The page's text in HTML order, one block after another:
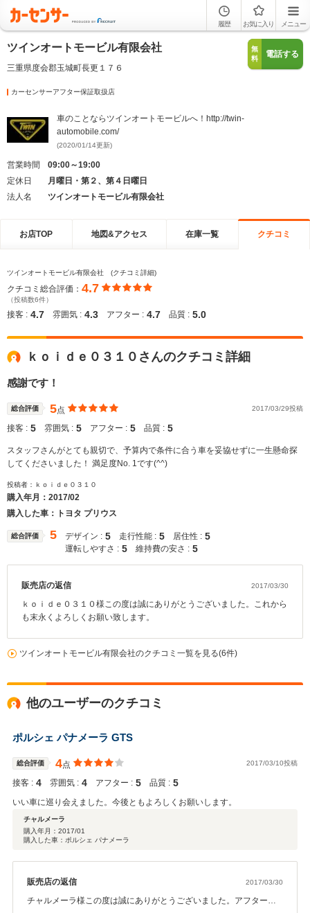
履歴 お気に入り メニュー
ツインオートモービル有限会社
三重県度会郡玉城町長更１７６
無
料
電話する
カーセンサーアフター保証取扱店
車のことならツインオートモービルへ！http://twin-
automobile.com/
(2020/01/14更新)
営業時間
09:00～19:00
定休日
月曜日・第２、第４日曜日
法人名
ツインオートモービル有限会社
お店TOP 地図&アクセス 在庫一覧 クチコミ
ツインオートモービル有限会社 (クチコミ詳細)
クチコミ総合評価： 4.7
（投稿数6件）
接客 : 4.7 雰囲気 : 4.3 アフター : 4.7 品質 : 5.0
ｋｏｉｄｅ０３１０さんのクチコミ詳細
感謝です！
総合評価 5点 2017/03/29投稿
接客 : 5 雰囲気 : 5 アフター : 5 品質 : 5
スタッフさんがとても親切で、予算内で条件に合う車を妥協せずに一生懸命探
してくださいました！ 満足度No. 1です(^^)
投稿者：ｋｏｉｄｅ０３１０
購入年月： 2017/02
購入した車：トヨタ プリウス
総合評価 5 デザイン : 5 走行性能 : 5 居住性 : 5
運転しやすさ : 5 維持費の安さ : 5
販売店の返信 2017/03/30
ｋｏｉｄｅ０３１０様この度は誠にありがとうございました。これから
も末永くよろしくお願い致します。
ツインオートモービル有限会社のクチコミ一覧を見る(6件)
他のユーザーのクチコミ
ポルシェ パナメーラ GTS
総合評価 4点 2017/03/10投稿
接客 : 4 雰囲気 : 4 アフター : 5 品質 : 5
いい車に巡り会えました。今後ともよろしくお願いします。
チャルメーラ
購入年月： 2017/01
購入した車：ポルシェ パナメーラ
販売店の返信 2017/03/30
チャルメーラ様この度は誠にありがとうございました。アフターケ